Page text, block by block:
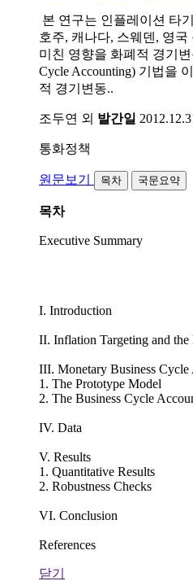
본 연구는 인플레이션 타
호주, 캐나다, 스웨덴, 영국
미친 영향을 화폐적 경기변
Cycle Accounting) 기법을
적 경기변동..
조두연 외 발간일
통화정책
원문보기 목차 국문요약
목차
Executive Summary
I. Introduction
II. Inflation Targeting and the
III. Monetary Business Cycle
1. The Prototype Model
2. The Business Cycle
IV. Data
V. Results
1. Quantitative Results
2. Robustness Checks
VI. Conclusion
References
닫기